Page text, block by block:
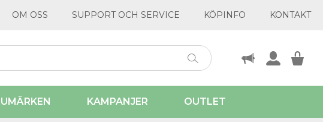
OM OSS SUPPORT OCH SERVICE KÖPINFO KONTAKT
KAMPANJER OUTLET